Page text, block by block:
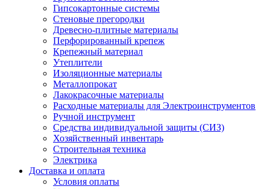
Гипсокартонные системы
Стеновые прегородки
Древесно-плитные материалы
Перфорированный крепеж
Крепежный материал
Утеплители
Изоляционные материалы
Металлопрокат
Лакокрасочные материалы
Расходные материалы для Электроинструментов
Ручной инструмент
Средства индивидуальной защиты (СИЗ)
Хозяйственный инвентарь
Строительная техника
Электрика
Доставка и оплата
Условия оплаты